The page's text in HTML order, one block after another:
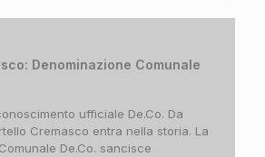
Denominazione Comunale
ufficiale De.Co. Da
Cremasco entra nella storia. La
De.Co. sancisce